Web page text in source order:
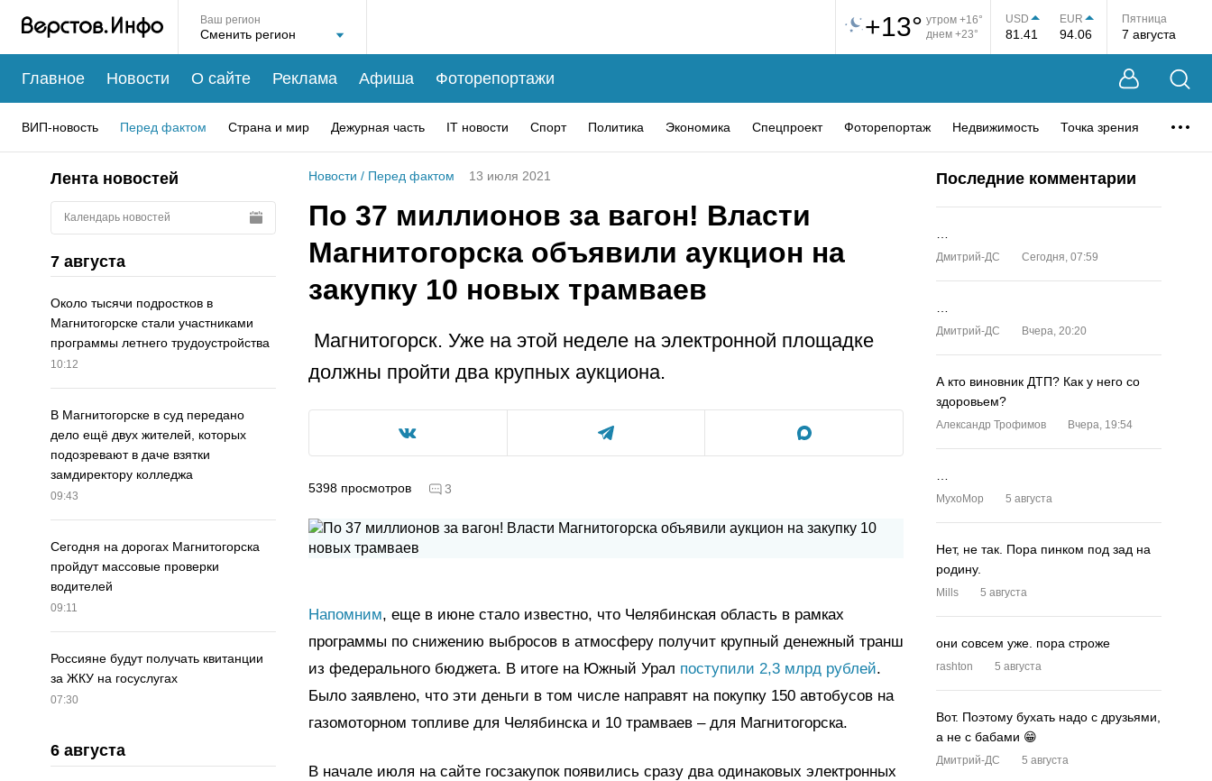
Ваш регион +13° утром +16°
днем +23°
USD
81.41
EUR
94.06
Пятница
7 августа
Главное Новости О сайте Реклама Афиша Фоторепортажи
ВИП-новость Перед фактом Страна и мир Дежурная часть IT новости Спорт Политика Экономика Спецпроект Фоторепортаж Недвижимость Точка зрения
Лента новостей
Календарь новостей
7 августа
Около тысячи подростков в
Магнитогорске стали участниками
программы летнего трудоустройства
10:12
В Магнитогорске в суд передано
дело ещё двух жителей, которых
подозревают в даче взятки
замдиректору колледжа
09:43
Сегодня на дорогах Магнитогорска
пройдут массовые проверки
водителей
09:11
Россияне будут получать квитанции
за ЖКУ на госуслугах
07:30
6 августа
Новости / Перед фактом 13 июля 2021
По 37 миллионов за вагон! Власти
Магнитогорска объявили аукцион на
закупку 10 новых трамваев
Магнитогорск. Уже на этой неделе на электронной площадке
должны пройти два крупных аукциона.
5398 просмотров 3
Напомним, еще в июне стало известно, что Челябинская область в рамках
программы по снижению выбросов в атмосферу получит крупный денежный транш
из федерального бюджета. В итоге на Южный Урал поступили 2,3 млрд рублей.
Было заявлено, что эти деньги в том числе направят на покупку 150 автобусов на
газомоторном топливе для Челябинска и 10 трамваев – для Магнитогорска.
В начале июля на сайте госзакупок появились сразу два одинаковых электронных
Последние комментарии
Дмитрий-ДС Сегодня, 07:59
Дмитрий-ДС Вчера, 20:20
А кто виновник ДТП? Как у него со
здоровьем?
Александр Трофимов Вчера, 19:54
MyxoMop 5 августа
Нет, не так. Пора пинком под зад на
родину.
Mills 5 августа
они совсем уже. пора строже
rashton 5 августа
Вот. Поэтому бухать надо с друзьями,
а не с бабами 😁
Дмитрий-ДС 5 августа